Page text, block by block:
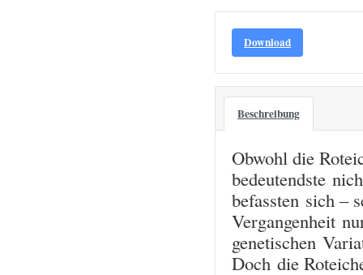
Download
Beschreibung
Obwohl die
bedeutendste
befassten sich –
Vergangenheit
genetischen
Doch die